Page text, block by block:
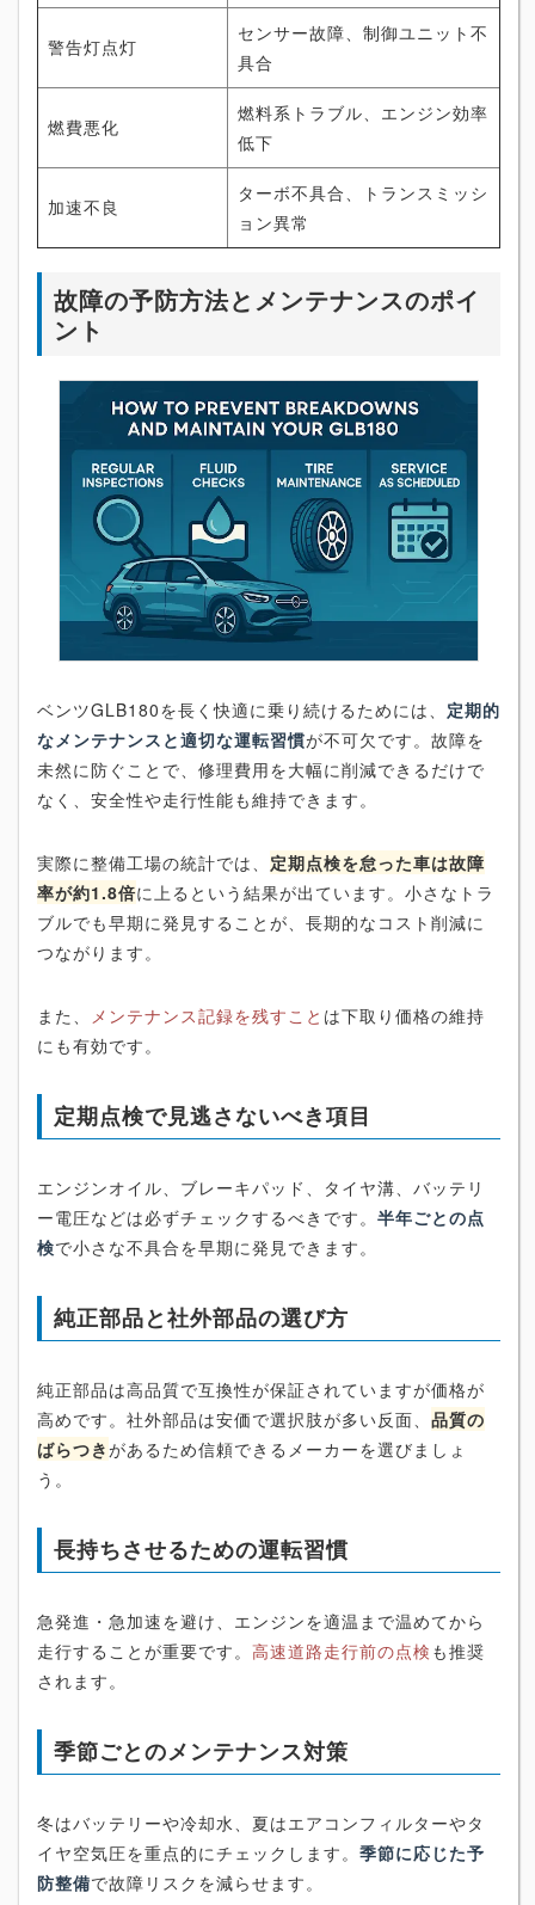
警告灯点灯
センサー故障、制御ユニット不
具合
燃費悪化
燃料系トラブル、エンジン効率
低下
加速不良
ターボ不具合、トランスミッシ
ョン異常
故障の予防方法とメンテナンスのポイ
ント
ベンツGLB180を長く快適に乗り続けるためには、 定期的
なメンテナンスと適切な運転習慣が不可欠です。故障を
未然に防ぐことで、修理費用を大幅に削減できるだけで
なく、安全性や走行性能も維持できます。
実際に整備工場の統計では、 定期点検を怠った車は故障
率が約1.8倍に上るという結果が出ています。小さなトラ
ブルでも早期に発見することが、長期的なコスト削減に
つながります。
また、 メンテナンス記録を残すこと は下取り価格の維持
にも有効です。
定期点検で見逃さないべき項目
エンジンオイル、ブレーキパッド、タイヤ溝、バッテリ
ー電圧などは必ずチェックするべきです。 半年ごとの点
検で小さな不具合を早期に発見できます。
純正部品と社外部品の選び方
純正部品は高品質で互換性が保証されていますが価格が
高めです。社外部品は安価で選択肢が多い反面、 品質の
ばらつきがあるため信頼できるメーカーを選びましょ
う。
長持ちさせるための運転習慣
急発進・急加速を避け、エンジンを適温まで温めてから
走行することが重要です。 高速道路走行前の点検 も推奨
されます。
季節ごとのメンテナンス対策
冬はバッテリーや冷却水、夏はエアコンフィルターやタ
イヤ空気圧を重点的にチェックします。 季節に応じた予
防整備で故障リスクを減らせます。